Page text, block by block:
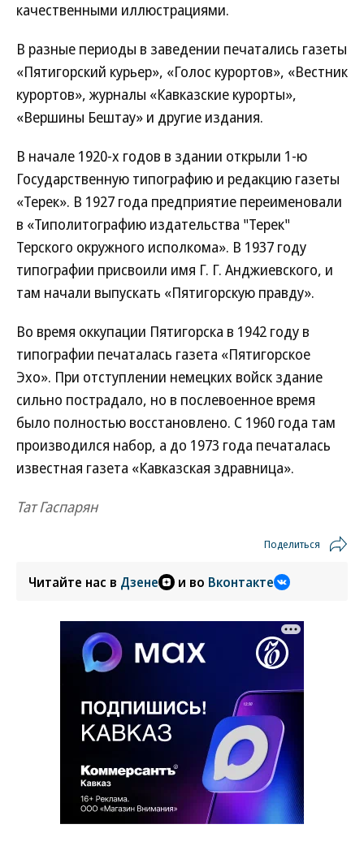
качественными иллюстрациями.
В разные периоды в заведении печатались газеты
«Пятигорский курьер», «Голос курортов», «Вестник
курортов», журналы «Кавказские курорты»,
«Вершины Бештау» и другие издания.
В начале 1920-х годов в здании открыли 1-ю
Государственную типографию и редакцию газеты
«Терек». В 1927 года предприятие переименовали
в «Типолитографию издательства "Терек"
Терского окружного исполкома». В 1937 году
типографии присвоили имя Г. Г. Анджиевского, и
там начали выпускать «Пятигорскую правду».
Во время оккупации Пятигорска в 1942 году в
типографии печаталась газета «Пятигорское
Эхо». При отступлении немецких войск здание
сильно пострадало, но в послевоенное время
было полностью восстановлено. С 1960 года там
производился набор, а до 1973 года печаталась
известная газета «Кавказская здравница».
Тат Гаспарян
Поделиться
Читайте нас в Дзене и во Вконтакте